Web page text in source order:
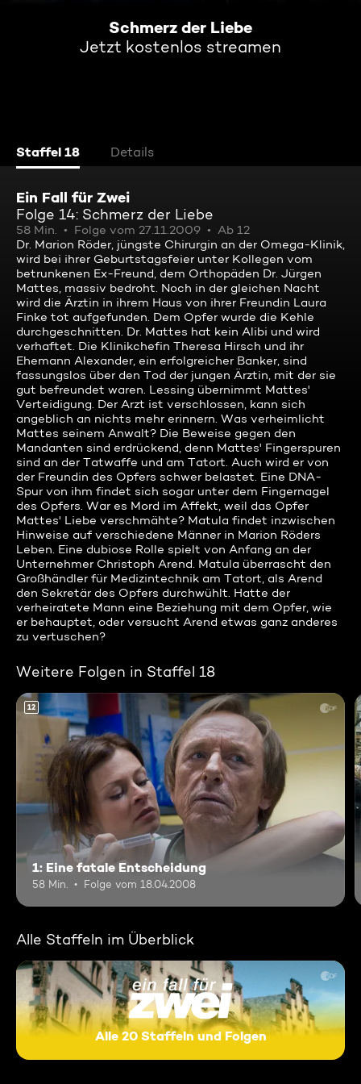
Schmerz der Liebe
Jetzt kostenlos streamen
Staffel 18 Details
Ein Fall für Zwei
Folge 14: Schmerz der Liebe
58 Min. Folge vom 27.11.2009
Ab 12
Dr. Marion Röder, jüngste Chirurgin an der Omega-Klinik,
wird bei ihrer Geburtstagsfeier unter Kollegen vom
betrunkenen Ex-Freund, dem Orthopäden Dr. Jürgen
Mattes, massiv bedroht. Noch in der gleichen Nacht
wird die Ärztin in ihrem Haus von ihrer Freundin Laura
Finke tot aufgefunden. Dem Opfer wurde die Kehle
durchgeschnitten. Dr. Mattes hat kein Alibi und wird
verhaftet. Die Klinikchefin Theresa Hirsch und ihr
Ehemann Alexander, ein erfolgreicher Banker, sind
fassungslos über den Tod der jungen Ärztin, mit der sie
gut befreundet waren. Lessing übernimmt Mattes'
Verteidigung. Der Arzt ist verschlossen, kann sich
angeblich an nichts mehr erinnern. Was verheimlicht
Mattes seinem Anwalt? Die Beweise gegen den
Mandanten sind erdrückend, denn Mattes' Fingerspuren
sind an der Tatwaffe und am Tatort. Auch wird er von
der Freundin des Opfers schwer belastet. Eine DNA-
Spur von ihm findet sich sogar unter dem Fingernagel
des Opfers. War es Mord im Affekt, weil das Opfer
Mattes' Liebe verschmähte? Matula findet inzwischen
Hinweise auf verschiedene Männer in Marion Röders
Leben. Eine dubiose Rolle spielt von Anfang an der
Unternehmer Christoph Arend. Matula überrascht den
Großhändler für Medizintechnik am Tatort, als Arend
den Sekretär des Opfers durchwühlt. Hatte der
verheiratete Mann eine Beziehung mit dem Opfer, wie
er behauptet, oder versucht Arend etwas ganz anderes
zu vertuschen?
Weitere Folgen in Staffel 18
12
1: Eine fatale Entscheidung
58 Min. Folge vom 18.04.2008
Alle Staffeln im Überblick
Alle 20 Staffeln und Folgen